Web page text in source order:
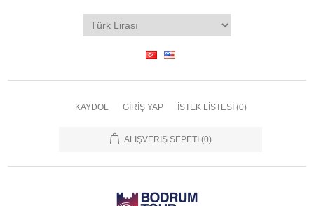
KAYDOL GIRIŞ YAP İSTEK LISTESI (0)
ALIŞVERIŞ SEPETI (0)